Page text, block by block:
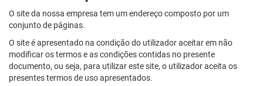
O site da nossa empresa tem um endereço composto por um
conjunto de páginas.
O site é apresentado na condição do utilizador aceitar em não
modificar os termos e as condições contidas no presente
documento, ou seja, para utilizar este site, o utilizador aceita os
presentes termos de uso apresentados.